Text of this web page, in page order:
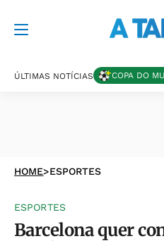
ÚLTIMAS NOTÍCIAS COPA DO
HOME>ESPORTES
ESPORTES
Barcelona quer